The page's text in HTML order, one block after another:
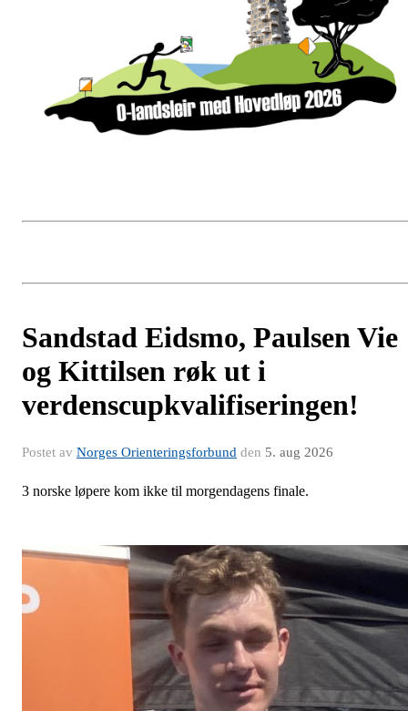
Sandstad Eidsmo, Paulsen Vie
og Kittilsen røk ut i
verdenscupkvalifiseringen!
Postet av Norges Orienteringsforbund den 5. aug 2026
3 norske løpere kom ikke til morgendagens finale.